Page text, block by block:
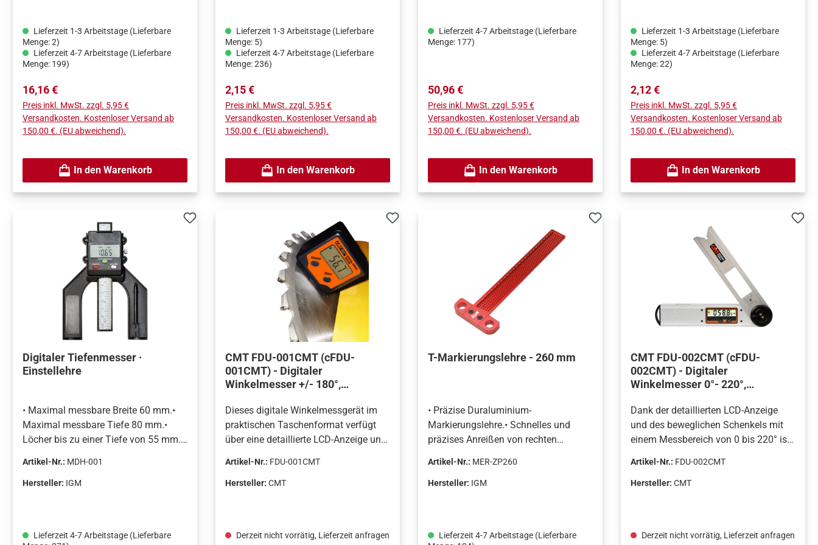
in das entsprechende Loch ein und
zeichnen Sie eine parallele Linie,
indem Sie das die Markierungslehre
schieben. Sie können eine parallele
Linie im Abstand von 5 bis 60 mm von
der Kante des Werkstücks ziehen.
verschleiß- und korrosionsbeständig.•
Die Führung ist für 0,5-1 mm Minen
geeignet.• Abmessungen: 80 x 58 x 9
Lieferzeit 1-3 Arbeitstage (Lieferbare
Menge: 2)
Lieferzeit 4-7 Arbeitstage (Lieferbare
Menge: 199)
Regulärer Preis:
16,16 €
Preis inkl. MwSt. zzgl. 5,95 €
Versandkosten. Kostenloser Versand ab
150,00 €. (EU abweichend).
In den Warenkorb
Lieferzeit 1-3 Arbeitstage (Lieferbare
Menge: 5)
Lieferzeit 4-7 Arbeitstage (Lieferbare
Menge: 236)
Regulärer Preis:
2,15 €
Preis inkl. MwSt. zzgl. 5,95 €
Versandkosten. Kostenloser Versand ab
150,00 €. (EU abweichend).
In den Warenkorb
gleichzeitig mit dem 270mm Lineal
225° mit einer Auflösung von 0,05° an.
Das Gerät dient auch als
Wasserwaage, es verfügt über eine
Lieferzeit 4-7 Arbeitstage (Lieferbare
Menge: 177)
Regulärer Preis:
50,96 €
Preis inkl. MwSt. zzgl. 5,95 €
Versandkosten. Kostenloser Versand ab
150,00 €. (EU abweichend).
In den Warenkorb
Lieferzeit 1-3 Arbeitstage (Lieferbare
Menge: 5)
Lieferzeit 4-7 Arbeitstage (Lieferbare
Menge: 22)
Regulärer Preis:
2,12 €
Preis inkl. MwSt. zzgl. 5,95 €
Versandkosten. Kostenloser Versand ab
150,00 €. (EU abweichend).
In den Warenkorb
Digitaler Tiefenmesser ·
Einstellehre
• Maximal messbare Breite 60 mm.•
Maximal messbare Tiefe 80 mm.•
Löcher bis zu einer Tiefe von 55 mm.•
Stabile Magnetfüße.Der digitale
Tiefenmesser ist das ideale Werkzeug,
einzustellen. Die Sitzflächen haben
Artikel-Nr.: MDH-001
Hersteller: IGM
Lieferzeit 4-7 Arbeitstage (Lieferbare
CMT FDU-001CMT (cFDU-
001CMT) - Digitaler
Winkelmesser +/- 180°,
Dieses digitale Winkelmessgerät im
praktischen Taschenformat verfügt
über eine detaillierte LCD-Anzeige und
Messwerte werden auf der großen
Anzeige mit einer Auflösung von 0,1°
angebracht werden. Somit eignet es
Artikel-Nr.: FDU-001CMT
Hersteller: CMT
Derzeit nicht vorrätig, Lieferzeit anfragen
T-Markierungslehre - 260 mm
• Präzise Duraluminium-
Markierungslehre.• Schnelles und
präzises Anreißen von rechten
Anreißen von parallelen Linien zur
Werkstückkante.• Markierungslöcher
Duraluminium-Lehre mit
Artikel-Nr.: MER-ZP260
Hersteller: IGM
Lieferzeit 4-7 Arbeitstage (Lieferbare
CMT FDU-002CMT (cFDU-
002CMT) - Digitaler
Winkelmesser 0°- 220°,
Dank der detaillierten LCD-Anzeige
und des beweglichen Schenkels mit
einem Messbereich von 0 bis 220° ist
praktisches Multifunktionsgerät für
Ihre Messanwendungen. Wird der
Auflösung von 0,05° an. Der
Artikel-Nr.: FDU-002CMT
Hersteller: CMT
Derzeit nicht vorrätig, Lieferzeit anfragen